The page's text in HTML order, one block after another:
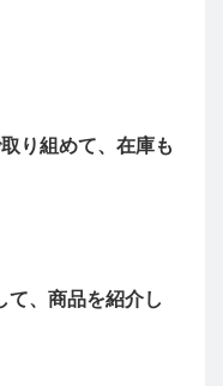
り組めて、在庫も
て、商品を紹介し